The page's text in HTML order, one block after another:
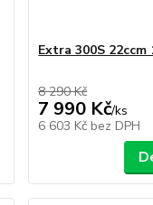
Extra 300S 22ccm
8 290 Kč
7 990 Kč/ks
6 603 Kč bez DPH